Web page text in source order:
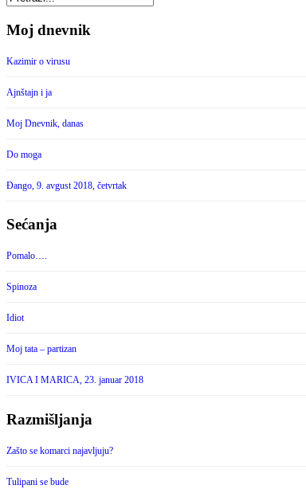
Moj dnevnik
Kazimir o virusu
Ajnštajn i ja
Moj Dnevnik, danas
Do moga
Đango, 9. avgust 2018, četvrtak
Sećanja
Pomalo….
Spinoza
Idiot
Moj tata – partizan
IVICA I MARICA, 23. januar 2018
Razmišljanja
Zašto se komarci najavljuju?
Tulipani se bude